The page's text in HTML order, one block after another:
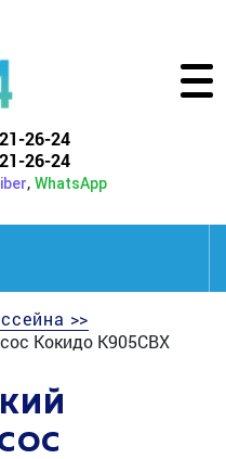
26-24
26-24
, WhatsApp
>>
Кокидо K905CBX